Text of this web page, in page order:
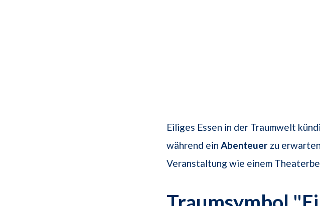
Eiliges Essen in der Traumwelt
während ein Abenteuer zu
Veranstaltung wie einem